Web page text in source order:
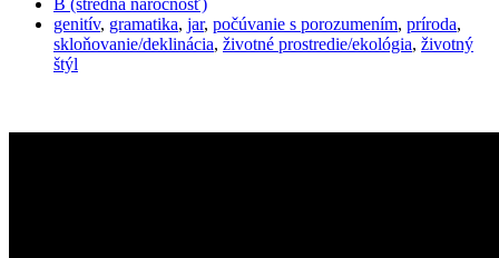
B (stredná náročnosť)
genitív, gramatika, jar, počúvanie s porozumením, príroda,
skloňovanie/deklinácia, životné prostredie/ekológia, životný
štýl